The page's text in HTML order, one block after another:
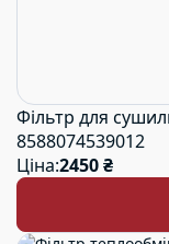
Фільтр для
8588074539012
Ціна:2450 ₴